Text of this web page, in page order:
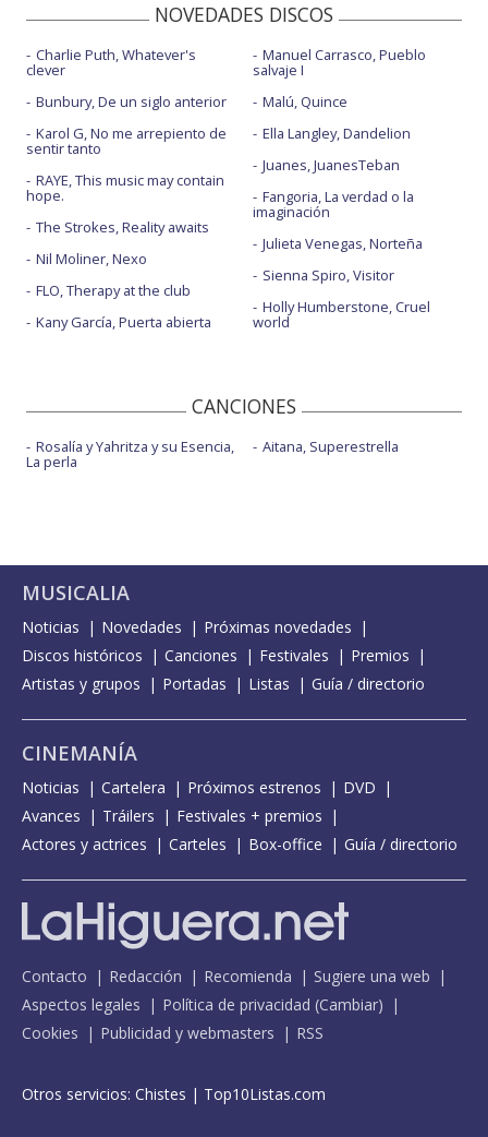
NOVEDADES DISCOS
Charlie Puth, Whatever's
clever
Bunbury, De un siglo anterior
Karol G, No me arrepiento de
sentir tanto
RAYE, This music may contain
hope.
The Strokes, Reality awaits
Nil Moliner, Nexo
FLO, Therapy at the club
Kany García, Puerta abierta
Manuel Carrasco, Pueblo
salvaje I
Malú, Quince
Ella Langley, Dandelion
Juanes, JuanesTeban
Fangoria, La verdad o la
imaginación
Julieta Venegas, Norteña
Sienna Spiro, Visitor
Holly Humberstone, Cruel
world
CANCIONES
Rosalía y Yahritza y su Esencia,
La perla
Aitana, Superestrella
MUSICALIA
Noticias Novedades
Próximas novedades
Discos históricos
Canciones Festivales
Premios
Artistas y grupos
Portadas Listas Guía / directorio
CINEMANÍA
Noticias Cartelera Próximos estrenos
DVD
Avances
Tráilers
Festivales + premios
Actores y actrices
Carteles Box-office Guía / directorio
Contacto Redacción Recomienda
Sugiere una web
Aspectos legales
Política de privacidad (Cambiar)
Cookies
Publicidad y webmasters RSS
Otros servicios: Chistes | Top10Listas.com